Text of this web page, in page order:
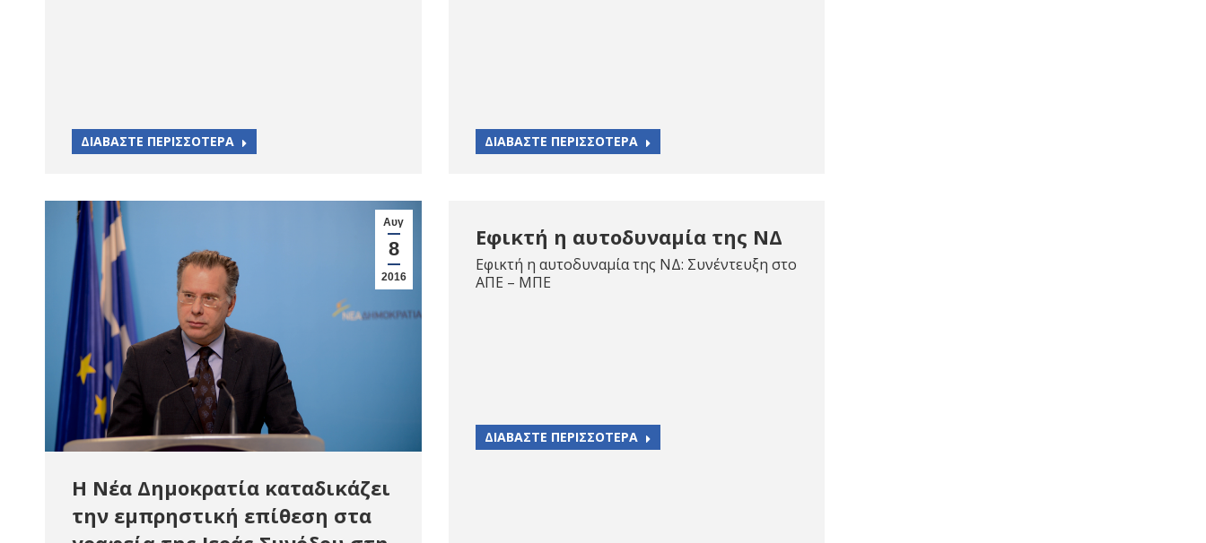
ΔΙΑΒΑΣΤΕ ΠΕΡΙΣΣΟΤΕΡΑ ΔΙΑΒΑΣΤΕ ΠΕΡΙΣΣΟΤΕΡΑ
Αυγ
8
2016
Η Νέα Δημοκρατία καταδικάζει
την εμπρηστική επίθεση στα
Εφικτή η αυτοδυναμία της ΝΔ
Εφικτή η αυτοδυναμία της ΝΔ: Συνέντευξη στο
ΑΠΕ – ΜΠΕ
ΔΙΑΒΑΣΤΕ ΠΕΡΙΣΣΟΤΕΡΑ